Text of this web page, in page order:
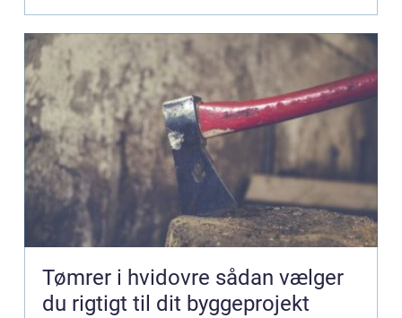
Tømrer i hvidovre sådan vælger
du rigtigt til dit byggeprojekt